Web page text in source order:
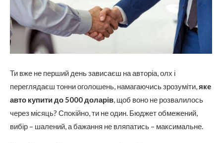
Ти вже не перший день зависаєш на авторіа, олх і
переглядаєш тонни оголошень, намагаючись зрозуміти,яке
авто купити до 5000 доларів, щоб воно не розвалилось
через місяць? Спокійно, ти не один. Бюджет обмежений,
вибір – шалений, а бажання не вляпатись – максимальне.